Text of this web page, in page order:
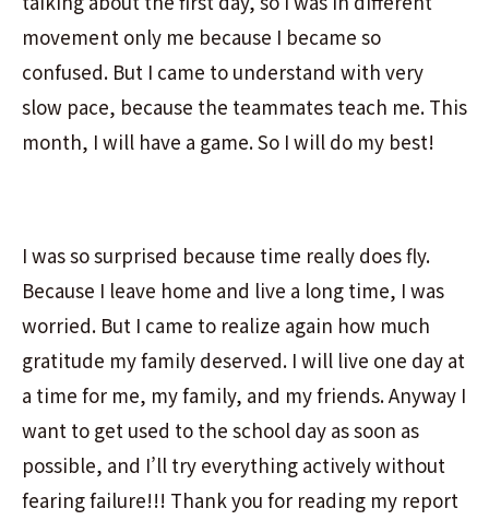
movement only me because I became so
confused. But I came to understand with very
slow pace, because the teammates teach me. This
month, I will have a game. So I will do my best!
I was so surprised because time really does fly.
Because I leave home and live a long time, I was
worried. But I came to realize again how much
gratitude my family deserved. I will live one day at
a time for me, my family, and my friends. Anyway I
want to get used to the school day as soon as
possible, and I’ll try everything actively without
fearing failure!!! Thank you for reading my report